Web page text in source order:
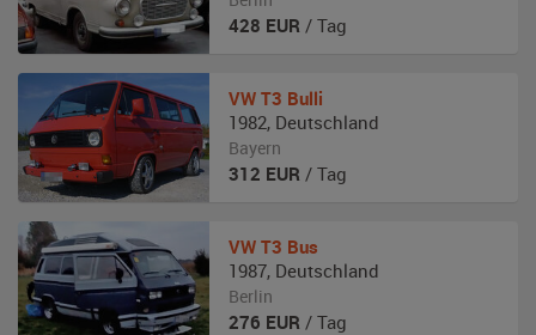
428 EUR / Tag
VW T3 Bulli
1982, Deutschland
Bayern
312 EUR / Tag
VW T3 Bus
1987, Deutschland
Berlin
276 EUR / Tag